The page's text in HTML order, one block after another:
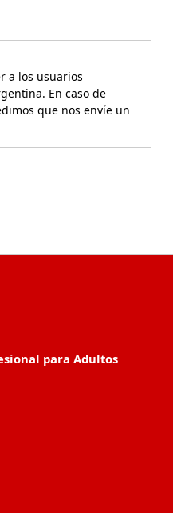
a los usuarios
En caso de
que nos envíe un
para Adultos